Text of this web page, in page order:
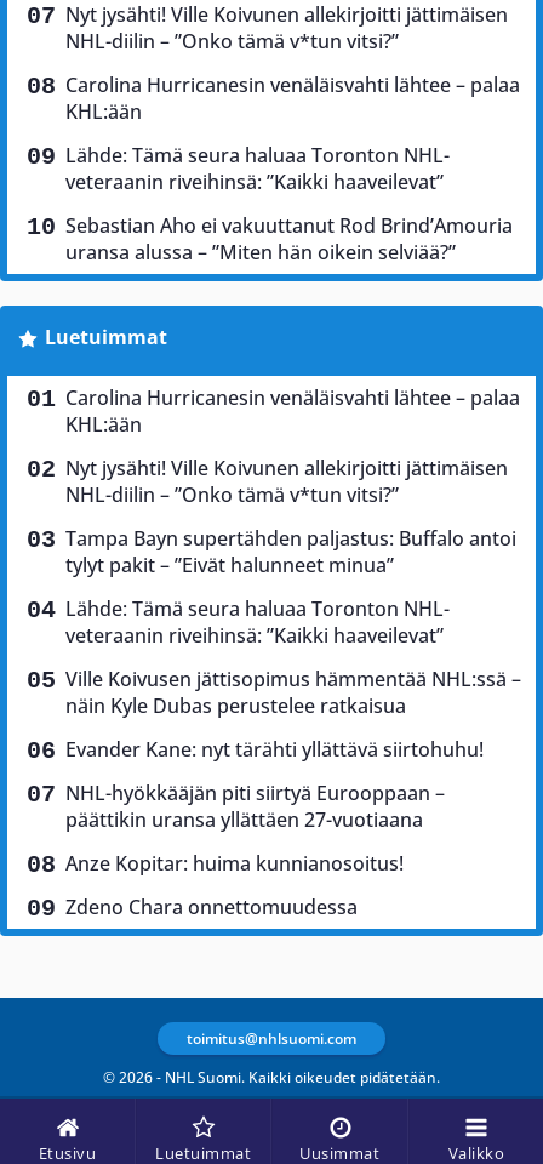
Etusivu Luetuimmat Uusimmat Valikko
Nyt jysähti! Ville Koivunen allekirjoitti jättimäisen
NHL-diilin – ”Onko tämä v*tun vitsi?”
Carolina Hurricanesin venäläisvahti lähtee – palaa
KHL:ään
Lähde: Tämä seura haluaa Toronton NHL-
veteraanin riveihinsä: ”Kaikki haaveilevat”
Sebastian Aho ei vakuuttanut Rod Brind’Amouria
uransa alussa – ”Miten hän oikein selviää?”
Luetuimmat
Carolina Hurricanesin venäläisvahti lähtee – palaa
KHL:ään
Nyt jysähti! Ville Koivunen allekirjoitti jättimäisen
NHL-diilin – ”Onko tämä v*tun vitsi?”
Tampa Bayn supertähden paljastus: Buffalo antoi
tylyt pakit – ”Eivät halunneet minua”
Lähde: Tämä seura haluaa Toronton NHL-
veteraanin riveihinsä: ”Kaikki haaveilevat”
Ville Koivusen jättisopimus hämmentää NHL:ssä –
näin Kyle Dubas perustelee ratkaisua
Evander Kane: nyt tärähti yllättävä siirtohuhu!
NHL-hyökkääjän piti siirtyä Eurooppaan –
päättikin uransa yllättäen 27-vuotiaana
Anze Kopitar: huima kunnianosoitus!
Zdeno Chara onnettomuudessa
© 2026 - NHL Suomi. Kaikki oikeudet pidätetään.
toimitus@nhlsuomi.com